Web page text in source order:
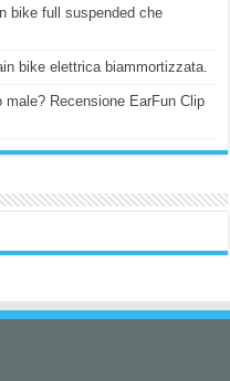
bike full suspended che
bike elettrica biammortizzata.
male? Recensione EarFun Clip